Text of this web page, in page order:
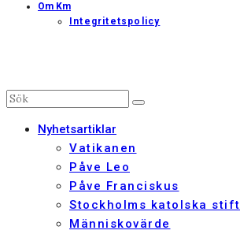
Om Km
Integritetspolicy
Nyhetsartiklar
Vatikanen
Påve Leo
Påve Franciskus
Stockholms katolska stift
Människovärde